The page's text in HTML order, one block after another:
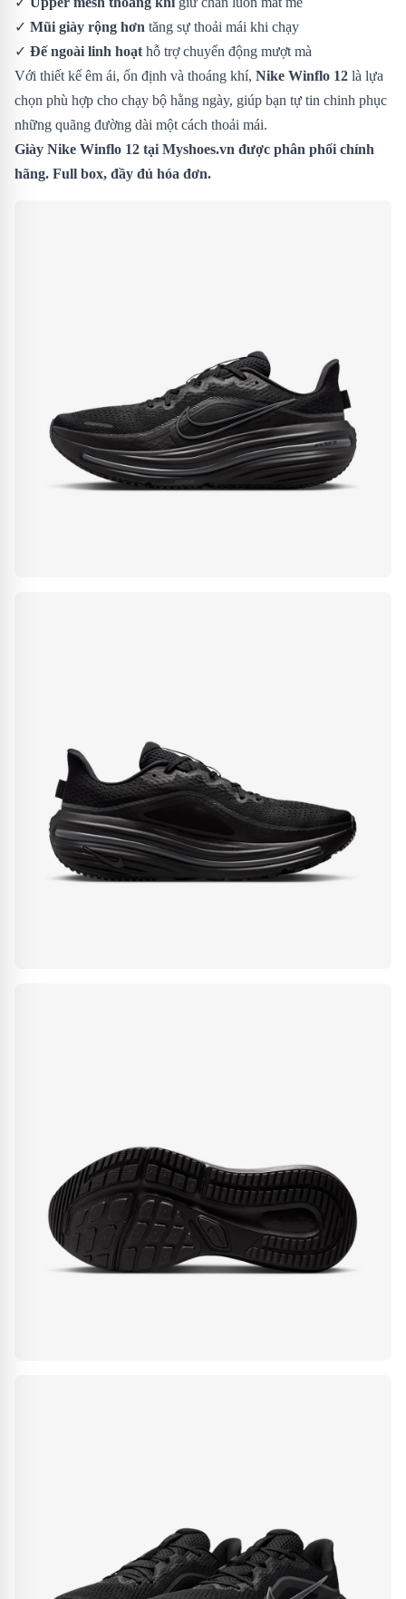
✓ Mũi giày rộng hơn tăng sự thoải mái khi chạy
✓ Đế ngoài linh hoạt hỗ trợ chuyển động mượt mà
Với thiết kế êm ái, ổn định và thoáng khí, Nike Winflo 12 là lựa
chọn phù hợp cho chạy bộ hằng ngày, giúp bạn tự tin chinh phục
những quãng đường dài một cách thoải mái.
Giày Nike Winflo 12 tại Myshoes.vn được phân phối chính
hãng. Full box, đầy đủ hóa đơn.